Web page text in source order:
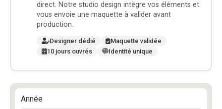
direct. Notre studio design intègre vos éléments et
vous envoie une maquette à valider avant
production.
Designer dédié
Maquette validée
10 jours ouvrés
Identité unique
Année